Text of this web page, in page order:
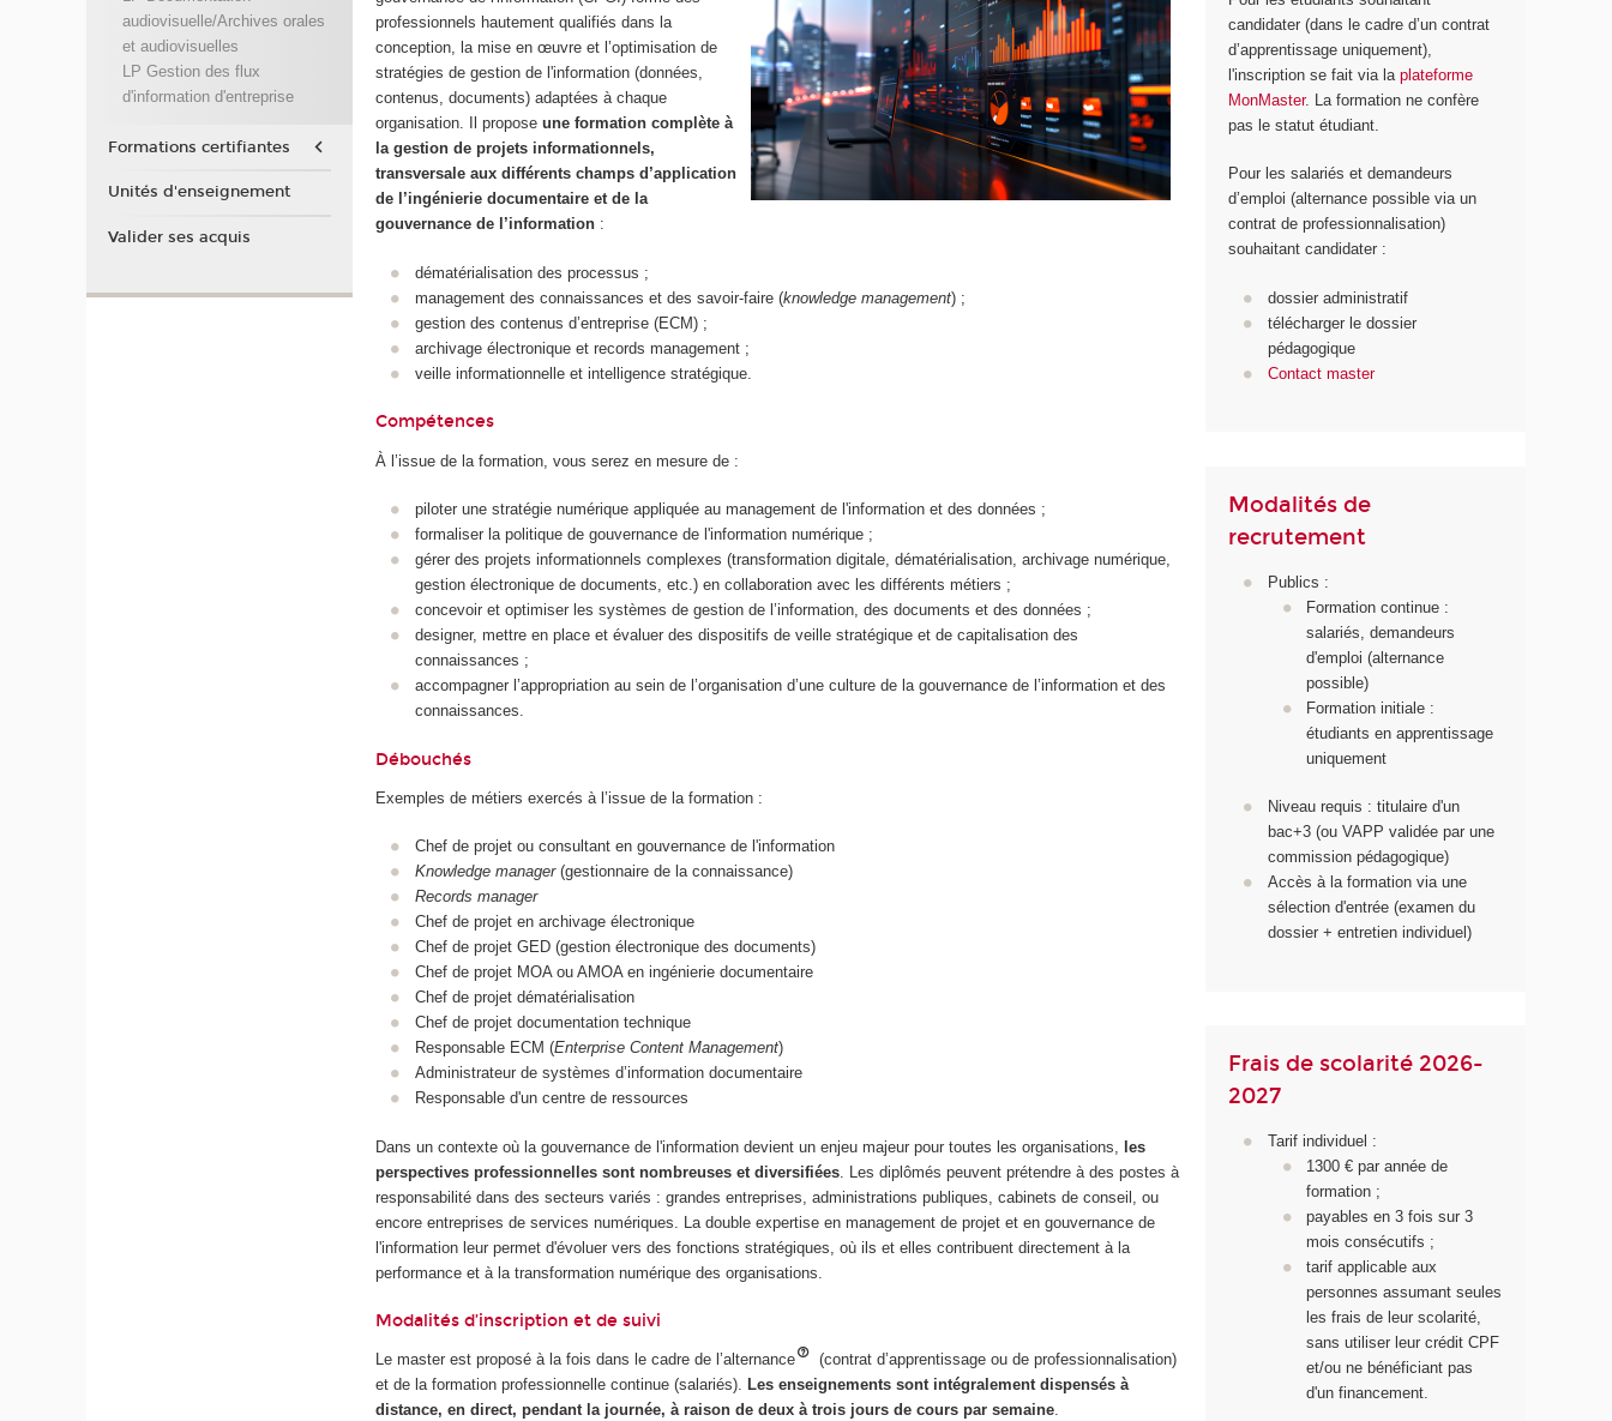
professionnels hautement qualifiés dans la
conception, la mise en œuvre et l’optimisation de
stratégies de gestion de l'information (données,
contenus, documents) adaptées à chaque
organisation. Il proposeune formation complète à
la gestion de projets informationnels,
transversale aux différents champs d’application
de l’ingénierie documentaire et de la
gouvernance de l’information :
dématérialisation des processus ;
management des connaissances et des savoir-faire (knowledge management) ;
gestion des contenus d’entreprise (ECM) ;
archivage électronique et records management ;
veille informationnelle et intelligence stratégique.
Compétences
À l’issue de la formation, vous serez en mesure de :
piloter une stratégie numérique appliquée au management de l'information et des données ;
formaliser la politique de gouvernance de l'information numérique ;
gérer des projets informationnels complexes (transformation digitale, dématérialisation, archivage numérique,
gestion électronique de documents, etc.) en collaboration avec les différents métiers ;
concevoir et optimiser les systèmes de gestion de l’information, des documents et des données ;
designer, mettre en place et évaluer des dispositifs de veille stratégique et de capitalisation des
connaissances ;
accompagner l’appropriation au sein de l’organisation d’une culture de la gouvernance de l’information et des
connaissances.
Débouchés
Exemples de métiers exercés à l’issue de la formation :
Chef de projet ou consultant en gouvernance de l'information
Knowledge manager(gestionnaire de la connaissance)
Records manager
Chef de projet en archivage électronique
Chef de projet GED (gestion électronique des documents)
Chef de projet MOA ou AMOA en ingénierie documentaire
Chef de projet dématérialisation
Chef de projet documentation technique
Responsable ECM (Enterprise Content Management)
Administrateur de systèmes d’information documentaire
Responsable d'un centre de ressources
Dans un contexte où la gouvernance de l'information devient un enjeu majeur pour toutes les organisations, les
perspectives professionnelles sont nombreuses et diversifiées . Les diplômés peuvent prétendre à des postes à
responsabilité dans des secteurs variés : grandes entreprises, administrations publiques, cabinets de conseil, ou
encore entreprises de services numériques. La double expertise en management de projet et en gouvernance de
l'information leur permet d'évoluer vers des fonctions stratégiques, où ils et elles contribuent directement à la
performance et à la transformation numérique des organisations.
Modalités d’inscription et de suivi
Le master est proposé à la fois dans le cadre de l’alternance
(contrat d’apprentissage ou de professionnalisation)
et de la formation professionnelle continue (salariés). Les enseignements sont intégralement dispensés à
distance, en direct, pendant la journée, à raison de deux à trois jours de cours par semaine.
candidater (dans le cadre d’un contrat
d’apprentissage uniquement),
l'inscription se fait via laplateforme
MonMaster. La formation ne confère
pas le statut étudiant.
Pour les salariés et demandeurs
d’emploi (alternance possible via un
contrat de professionnalisation)
souhaitant candidater :
dossier administratif
télécharger le dossier
pédagogique
Contact master
Modalités de
recrutement
Publics :
Formation continue :
salariés, demandeurs
d'emploi (alternance
possible)
Formation initiale :
étudiants en apprentissage
uniquement
Niveau requis : titulaire d'un
bac+3 (ou VAPP validée par une
commission pédagogique)
Accès à la formation via une
sélection d'entrée (examen du
dossier + entretien individuel)
Frais de scolarité 2026-
2027
Tarif individuel :
1300 € par année de
formation ;
payables en 3 fois sur 3
mois consécutifs ;
tarif applicable aux
personnes assumant seules
les frais de leur scolarité,
sans utiliser leur crédit CPF
et/ou ne bénéficiant pas
d'un financement.
audiovisuelle/Archives orales
et audiovisuelles
LP Gestion des flux
d'information d'entreprise
Formations certifiantes
Unités d'enseignement
Valider ses acquis